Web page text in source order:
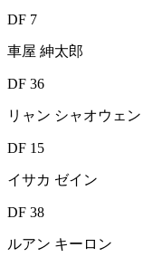
DF 7
車屋 紳太郎
DF 36
リャン シャオウェン
DF 15
イサカ ゼイン
DF 38
ルアン キーロン